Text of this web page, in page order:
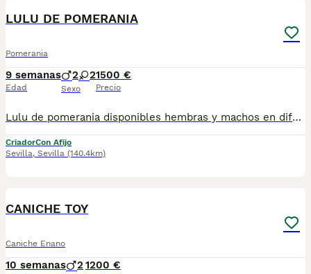
LULU DE POMERANIA
Pomerania
9 semanas
Edad
2 2
Sexo
1500 €
Precio
Lulu de pomerania disponibles hembras y machos en diferentes colores. Criadero particular especializado en la raza. Más información 673 011 600 Se entrega con toda la documentación al dia y garantías. Pvp desde 1.500 - 2.000 según cachorro Excelente calidad, pelaje, tamaño toy.
CriadorCon Afijo
Sevilla, Sevilla (140.4km)
CANICHE TOY
Caniche Enano
10 semanas 21200 €